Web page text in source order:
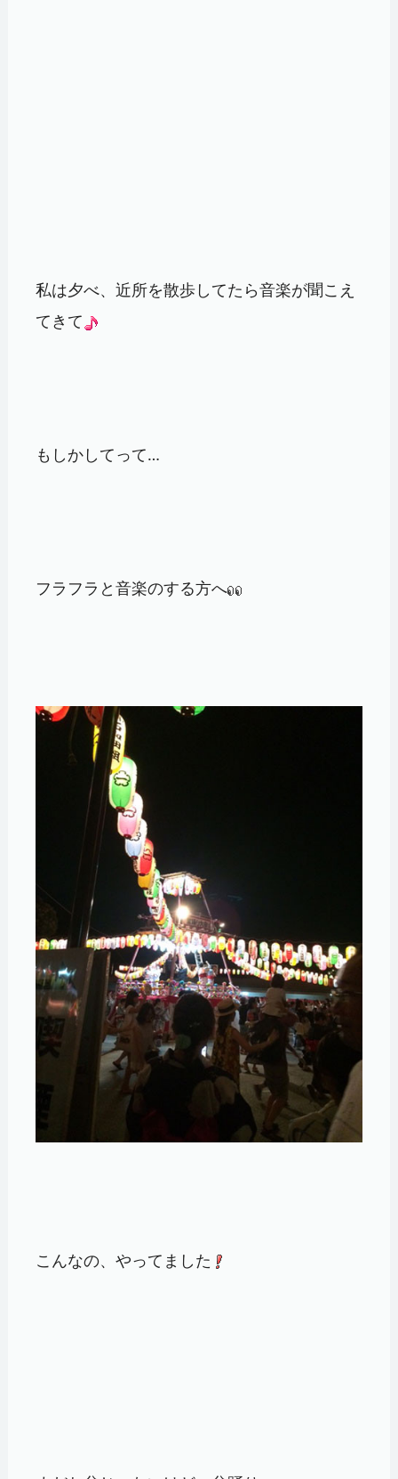
私は夕べ、近所を散歩してたら音楽が聞こえ
てきて
もしかしてって…
フラフラと音楽のする方へ
こんなの、やってました